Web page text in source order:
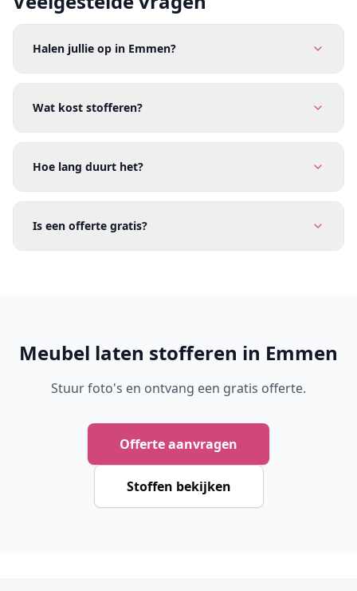
Halen jullie op in Emmen?
Wat kost stofferen?
Hoe lang duurt het?
Is een offerte gratis?
Meubel laten stofferen in Emmen
Stuur foto's en ontvang een gratis offerte.
Offerte aanvragen
Stoffen bekijken